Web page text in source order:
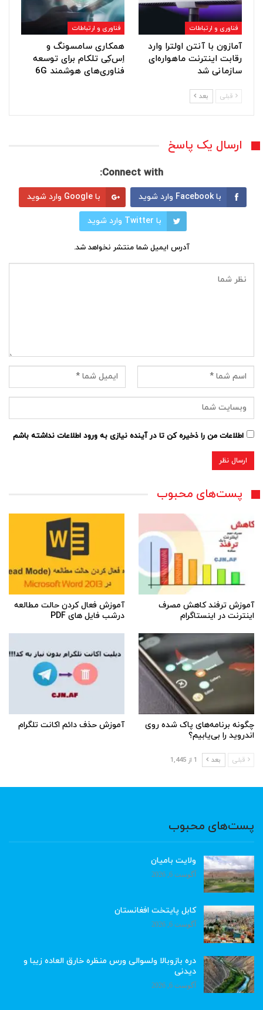
فناوری و ارتباطات
آمازون با آنتن اولترا وارد
رقابت اینترنت ماهواره‌ای
سازمانی شد
فناوری و ارتباطات
همکاری سامسونگ و
اِس‌کِی تلکام برای توسعه
فناوری‌های هوشمند 6G
قبلی بعد
ارسال یک پاسخ
Connect with:
با Facebook وارد شوید با Google وارد شوید
با Twitter وارد شوید
آدرس ایمیل شما منتشر نخواهد شد.
اطلاعات من را ذخیره کن تا در آینده نیازی به ورود اطلاعات نداشته باشم
پست‌های محبوب
آموزش ترفند کاهش مصرف
اینترنت در اینستاگرام
آموزش فعال کردن حالت مطالعه
درشب فایل های PDF
چگونه برنامه‌های پاک شده روی
اندروید را بی‌یابیم؟
آموزش حذف دائم اکانت تلگرام
قبلی بعد 1 از 1,445
پست‌های محبوب
ولایت بامیان
آگوست 6, 2026
کابل پایتخت افغانستان
آگوست 6, 2026
دره بازوبالا ولسوالی ورس منظره خارق العاده زیبا و
دیدنی
آگوست 6, 2026